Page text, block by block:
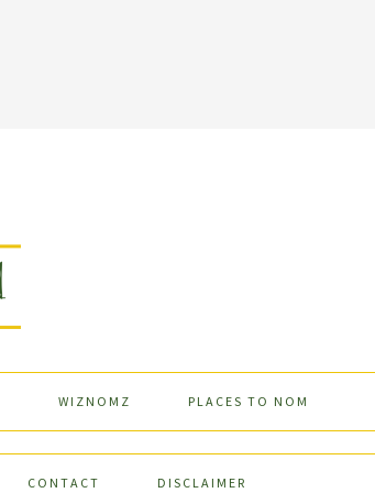
WIZNOMZ PLACES TO NOM
CONTACT DISCLAIMER